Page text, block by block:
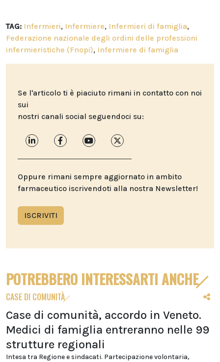
TAG: Infermieri, Infermiere, Infermieri di famiglia,
Federazione nazionale degli ordini delle professioni
infermieristiche (Fnopi), Infermiere di famiglia
Se l'articolo ti è piaciuto rimani in contatto con noi
sui
nostri canali social seguendoci su:
Oppure rimani sempre aggiornato in ambito
farmaceutico iscrivendoti alla nostra Newsletter!
ISCRIVITI
POTREBBERO INTERESSARTI ANCHE
CASE DI COMUNITÀ
Case di comunità, accordo in Veneto.
Medici di famiglia entreranno nelle 99
strutture regionali
Intesa tra Regione e sindacati. Partecipazione volontaria,